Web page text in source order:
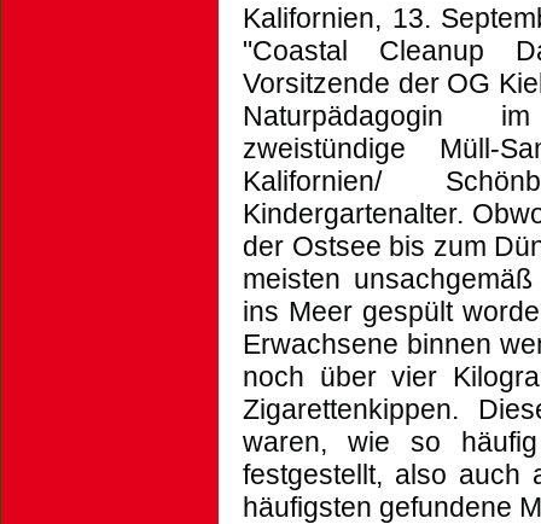
Kalifornien, 13.
"Coastal Cleanup
Vorsitzende der OG
Naturpädagogin
zweistündige Müll-
Kalifornien/
Kindergartenalter.
der Ostsee bis zum
meisten
ins Meer gespült
Erwachsene binnen
noch über vier
Zigarettenkippen.
waren, wie so
festgestellt, also auch
häufigsten gefundene